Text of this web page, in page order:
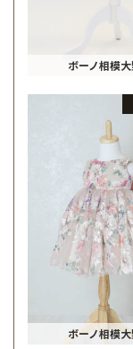
ボーノ相模
ボーノ相模